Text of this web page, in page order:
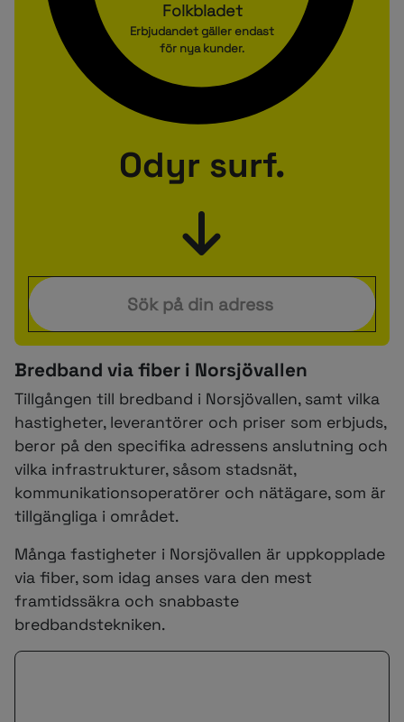
Folkbladet
Erbjudandet gäller endast
för nya kunder.
Odyr surf.
Bredband via fiber i Norsjövallen
Tillgången till bredband i Norsjövallen, samt vilka
hastigheter, leverantörer och priser som erbjuds,
beror på den specifika adressens anslutning och
vilka infrastrukturer, såsom stadsnät,
kommunikationsoperatörer och nätägare, som är
tillgängliga i området.
Många fastigheter i Norsjövallen är uppkopplade
via fiber, som idag anses vara den mest
framtidssäkra och snabbaste
bredbandstekniken.